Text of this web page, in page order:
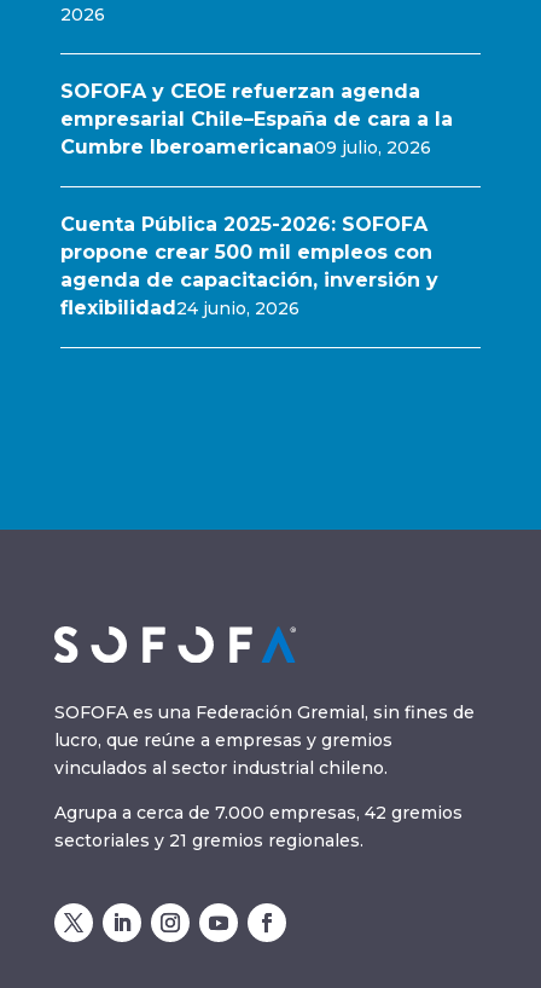
2026
SOFOFA y CEOE refuerzan agenda
empresarial Chile–España de cara a la
Cumbre Iberoamericana09 julio, 2026
Cuenta Pública 2025-2026: SOFOFA
propone crear 500 mil empleos con
agenda de capacitación, inversión y
flexibilidad 24 junio, 2026
SOFOFA es una Federación Gremial, sin fines de
lucro, que reúne a empresas y gremios
vinculados al sector industrial chileno.
Agrupa a cerca de 7.000 empresas, 42 gremios
sectoriales y 21 gremios regionales.